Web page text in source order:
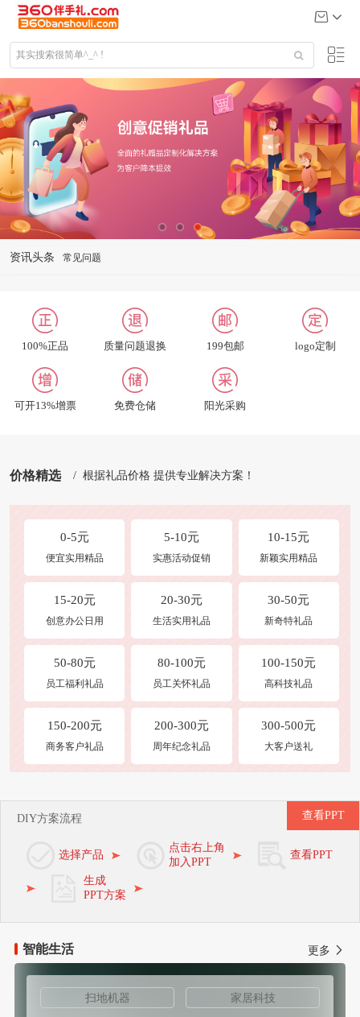
资讯头条 礼品定制说明
关于我们
联系我们
合作及洽谈
修改收货地址
100%正品 质量问题退换 199包邮 logo定制
可开13%增票 免费仓储 阳光采购
价格精选 / 根据礼品价格 提供专业解决方案！
0-5元
便宜实用精品
5-10元
实惠活动促销
10-15元
新颖实用精品
15-20元
创意办公日用
20-30元
生活实用礼品
30-50元
新奇特礼品
50-80元
员工福利礼品
80-100元
员工关怀礼品
100-150元
高科技礼品
150-200元
商务客户礼品
200-300元
周年纪念礼品
300-500元
大客户送礼
DIY方案流程
选择产品
点击右上角
加入PPT
查看PPT
生成
PPT方案
查看PPT
智能生活 更多
扫地机器 家居科技